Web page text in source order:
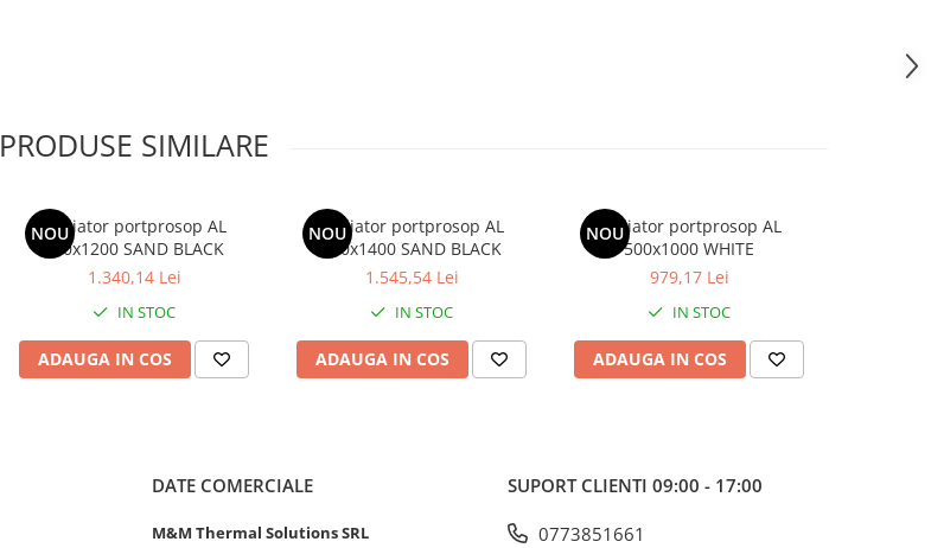
PRODUSE SIMILARE
NOU
Radiator portprosop AL
500x1200 SAND BLACK
1.340,14 Lei
IN STOC
ADAUGA IN COS
NOU
Radiator portprosop AL
500x1400 SAND BLACK
1.545,54 Lei
IN STOC
ADAUGA IN COS
NOU
Radiator portprosop AL
500x1000 WHITE
979,17 Lei
IN STOC
ADAUGA IN COS
DATE COMERCIALE
M&M Thermal Solutions SRL
SUPORT CLIENTI 09:00 - 17:00
0773851661